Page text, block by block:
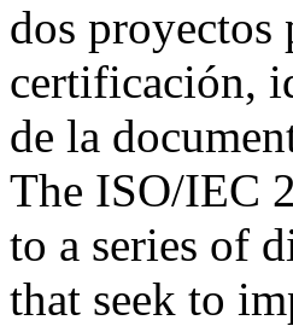
dos proyectos
certificación,
de la
The ISO/IEC
to a series of
that seek to